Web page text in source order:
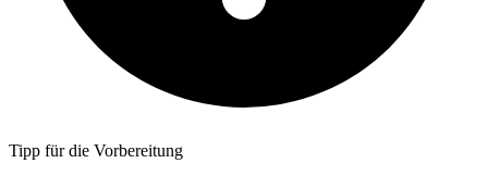
Tipp für die Vorbereitung